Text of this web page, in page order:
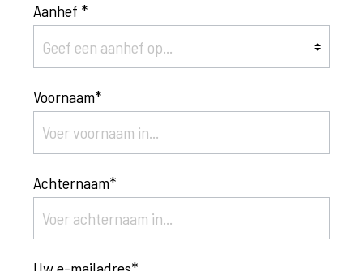
Aanhef *
Voornaam*
Achternaam*